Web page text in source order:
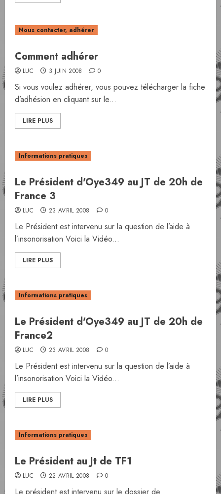
Nous contacter, adhérer
Comment adhérer
LUC 3 JUIN 2008 0
Si vous voulez adhérer, vous pouvez télécharger la fiche
d’adhésion en cliquant sur le...
LIRE PLUS
Informations pratiques
Le Président d'Oye349 au JT de 20h de
France 3
LUC 23 AVRIL 2008 0
Le Président est intervenu sur la question de l’aide à
l’insonorisation Voici la Vidéo...
LIRE PLUS
Informations pratiques
Le Président d'Oye349 au JT de 20h de
France2
LUC 23 AVRIL 2008 0
Le Président est intervenu sur la question de l’aide à
l’insonorisation Voici la Vidéo...
LIRE PLUS
Informations pratiques
Le Président au Jt de TF1
LUC 22 AVRIL 2008 0